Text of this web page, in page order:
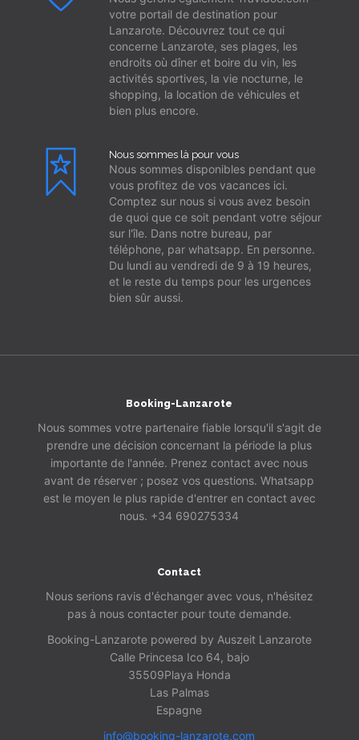
votre portail de destination pour
Lanzarote. Découvrez tout ce qui
concerne Lanzarote, ses plages, les
endroits où dîner et boire du vin, les
activités sportives, la vie nocturne, le
shopping, la location de véhicules et
bien plus encore.
Nous sommes là pour vous
Nous sommes disponibles pendant que
vous profitez de vos vacances ici.
Comptez sur nous si vous avez besoin
de quoi que ce soit pendant votre séjour
sur l'île. Dans notre bureau, par
téléphone, par whatsapp. En personne.
Du lundi au vendredi de 9 à 19 heures,
et le reste du temps pour les urgences
bien sûr aussi.
Booking-Lanzarote
Nous sommes votre partenaire fiable lorsqu'il s'agit de
prendre une décision concernant la période la plus
importante de l'année. Prenez contact avec nous
avant de réserver ; posez vos questions. Whatsapp
est le moyen le plus rapide d'entrer en contact avec
nous. +34 690275334
Contact
Nous serions ravis d'échanger avec vous, n'hésitez
pas à nous contacter pour toute demande.
Booking-Lanzarote powered by Auszeit Lanzarote
Calle Princesa Ico 64, bajo
35509Playa Honda
Las Palmas
Espagne
info@booking-lanzarote.com